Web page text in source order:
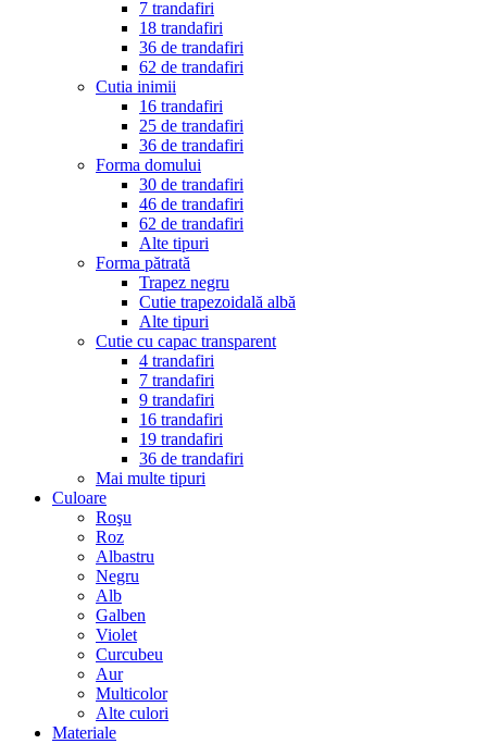
7 trandafiri
18 trandafiri
36 de trandafiri
62 de trandafiri
Cutia inimii
16 trandafiri
25 de trandafiri
36 de trandafiri
Forma domului
30 de trandafiri
46 de trandafiri
62 de trandafiri
Alte tipuri
Forma pătrată
Trapez negru
Cutie trapezoidală albă
Alte tipuri
Cutie cu capac transparent
4 trandafiri
7 trandafiri
9 trandafiri
16 trandafiri
19 trandafiri
36 de trandafiri
Mai multe tipuri
Culoare
Roşu
Roz
Albastru
Negru
Alb
Galben
Violet
Curcubeu
Aur
Multicolor
Alte culori
Materiale